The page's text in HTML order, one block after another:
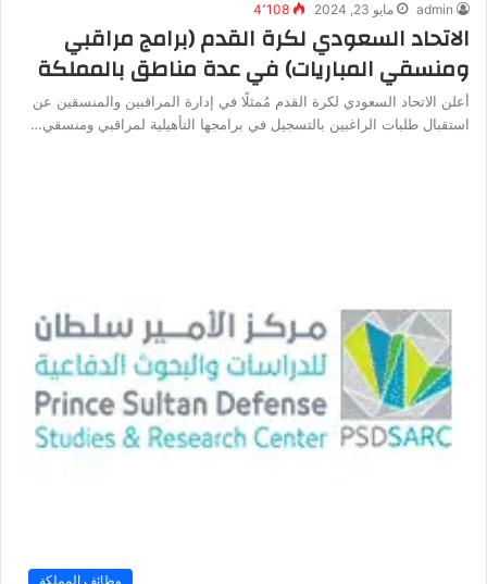
admin مايو 23, 2024 4٬108
الاتحاد السعودي لكرة القدم (برامج مراقبي
ومنسقي المباريات) في عدة مناطق بالمملكة
أعلن الاتحاد السعودي لكرة القدم مُمثلًا في إدارة المراقبين والمنسقين عن
استقبال طلبات الراغبين بالتسجيل في برامجها التأهيلية لمراقبي ومنسقي…
وظائف المملكة